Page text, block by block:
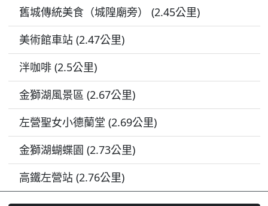
舊城傳統美食（城隍廟旁） (2.45公里)
美術館車站 (2.47公里)
泮咖啡 (2.5公里)
金獅湖風景區 (2.67公里)
左營聖女小德蘭堂 (2.69公里)
金獅湖蝴蝶園 (2.73公里)
高鐵左營站 (2.76公里)